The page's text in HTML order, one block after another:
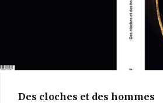
Des cloches et des hommes